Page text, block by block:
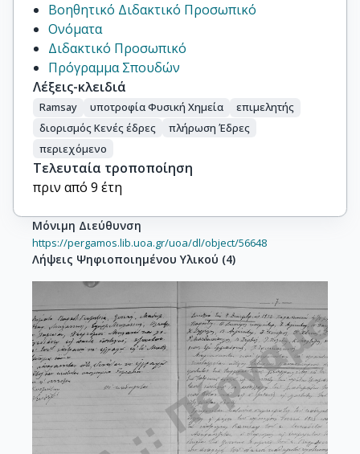
Βοηθητικό Διδακτικό Προσωπικό
Ονόματα
Διδακτικό Προσωπικό
Πρόγραμμα Σπουδών
Λέξεις-κλειδιά
Ramsay υποτροφία Φυσική Χημεία
επιμελητής
διορισμός Κενές έδρες
πλήρωση Έδρες
περιεχόμενο
Τελευταία τροποποίηση
πριν από 9 έτη
Μόνιμη Διεύθυνση
https://pergamos.lib.uoa.gr/uoa/dl/object/56648
Λήψεις Ψηφιοποιημένου Υλικού (4)